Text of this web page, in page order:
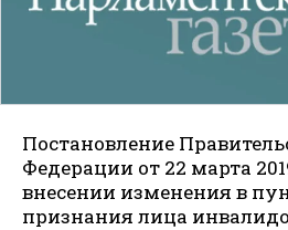
Постановление
Федерации от 22 марта
внесении изменения в
признания лица